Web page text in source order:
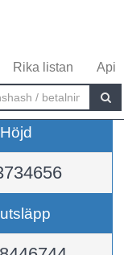
Rika listan Api
Höjd
utsläpp